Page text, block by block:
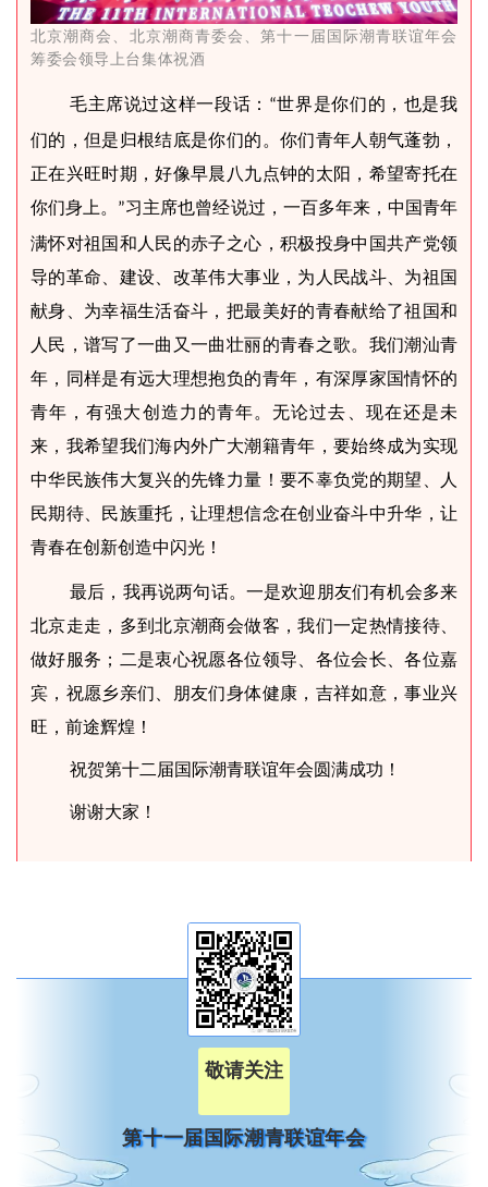
北京潮商会、北京潮商青委会、第十一届国际潮青联谊年会
筹委会领导上台集体祝酒
毛主席说过这样一段话： “世界是你们的，也是我
们的，但是归根结底是你们的。你们青年人朝气蓬勃，
正在兴旺时期，好像早晨八九点钟的太阳，希望寄托在
你们身上。 ”习主席也曾经说过，一百多年来，中国青年
满怀对祖国和人民的赤子之心，积极投身中国共产党领
导的革命、建设、改革伟大事业，为人民战斗、为祖国
献身、为幸福生活奋斗，把最美好的青春献给了祖国和
人民，谱写了一曲又一曲壮丽的青春之歌。我们潮汕青
年，同样是有远大理想抱负的青年，有深厚家国情怀的
青年，有强大创造力的青年。无论过去、现在还是未
来，我希望我们海内外广大潮籍青年，要始终成为实现
中华民族伟大复兴的先锋力量！要不辜负党的期望、人
民期待、民族重托，让理想信念在创业奋斗中升华，让
青春在创新创造中闪光！
最后，我再说两句话。一是欢迎朋友们有机会多来
北京走走，多到北京潮商会做客，我们一定热情接待、
做好服务；二是衷心祝愿各位领导、各位会长、各位嘉
宾，祝愿乡亲们、朋友们身体健康，吉祥如意，事业兴
旺，前途辉煌！
祝贺第十二届国际潮青联谊年会圆满成功！
谢谢大家！
敬请关注
第十一届国际潮青联谊年会